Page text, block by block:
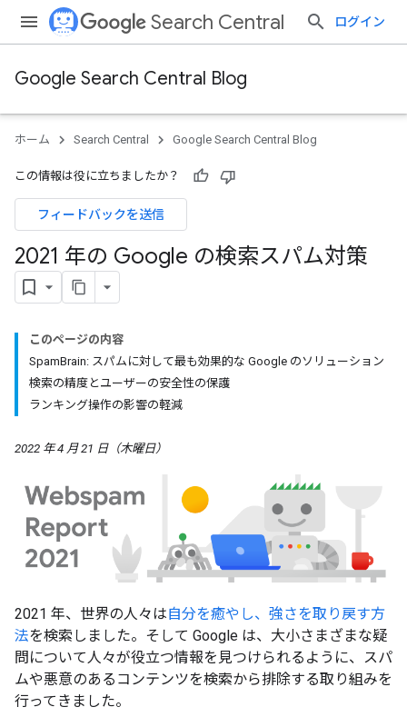
Search Central ログイン
Google Search Central Blog
ホーム Search Central Google Search Central Blog
この情報は役に立ちましたか？
フィードバックを送信
2021 年の Google の検索スパム対策
このページの内容
SpamBrain: スパムに対して最も効果的な Google のソリューション
検索の精度とユーザーの安全性の保護
ランキング操作の影響の軽減
2022 年 4 月 21 日（木曜日）
2021 年、世界の人々は自分を癒やし、強さを取り戻す方
法を検索しました。そして Google は、大小さまざまな疑
問について人々が役立つ情報を見つけられるように、スパ
ムや悪意のあるコンテンツを検索から排除する取り組みを
行ってきました。